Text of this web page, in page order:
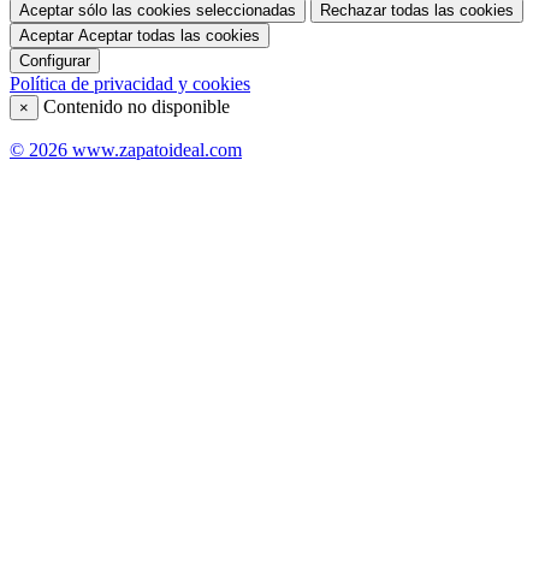
Aceptar sólo las cookies seleccionadas
Rechazar todas las cookies
Aceptar Aceptar todas las cookies
Configurar
Política de privacidad y cookies
× Contenido no disponible
© 2026 www.zapatoideal.com